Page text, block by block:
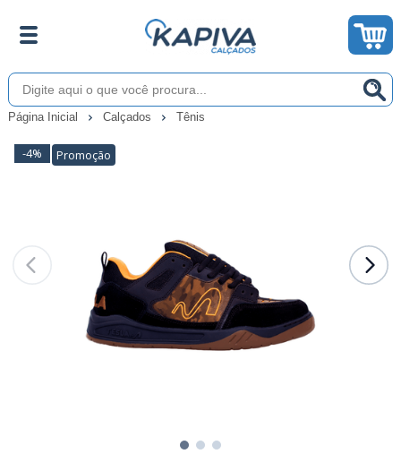
Página Inicial Calçados Tênis
-4% Promoção